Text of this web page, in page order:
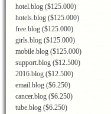
hotel.blog ($125.000)
hotels.blog ($125.000)
free.blog ($125.000)
girls.blog ($125.000)
mobile.blog ($125.000)
support.blog ($12.500)
2016.blog ($12.500)
email.blog ($6.250)
cancer.blog ($6.250)
tube.blog ($6.250)